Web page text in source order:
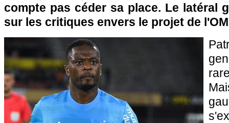
compte pas céder sa place. Le latéral
sur les critiques envers le projet de